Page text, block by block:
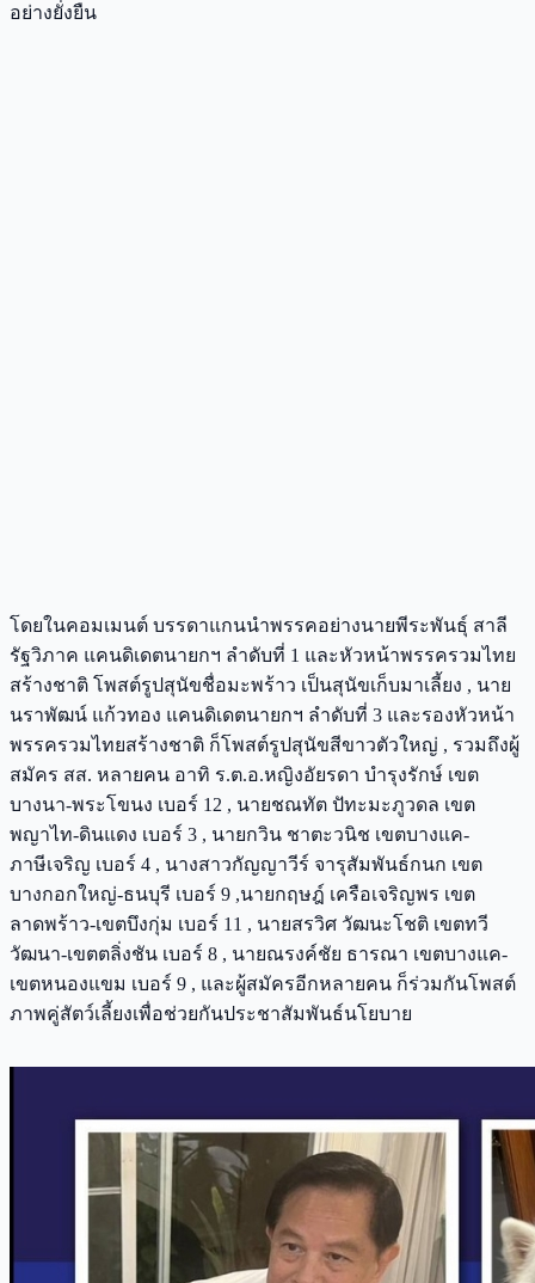
อย่างยั่งยืน
โดยในคอมเมนต์ บรรดาแกนนำพรรคอย่างนายพีระพันธุ์ สาลี
รัฐวิภาค แคนดิเดตนายกฯ ลำดับที่ 1 และหัวหน้าพรรครวมไทย
สร้างชาติ โพสต์รูปสุนัขชื่อมะพร้าว เป็นสุนัขเก็บมาเลี้ยง , นาย
นราพัฒน์ แก้วทอง แคนดิเดตนายกฯ ลำดับที่ 3 และรองหัวหน้า
พรรครวมไทยสร้างชาติ ก็โพสต์รูปสุนัขสีขาวตัวใหญ่ , รวมถึงผู้
สมัคร สส. หลายคน อาทิ ร.ต.อ.หญิงอัยรดา บำรุงรักษ์ เขต
บางนา-พระโขนง เบอร์ 12 , นายชณทัต ปัทะมะภูวดล เขต
พญาไท-ดินแดง เบอร์ 3 , นายกวิน ชาตะวนิช เขตบางแค-
ภาษีเจริญ เบอร์ 4 , นางสาวกัญญาวีร์ จารุสัมพันธ์กนก เขต
บางกอกใหญ่-ธนบุรี เบอร์ 9 ,นายกฤษฎ์ เครือเจริญพร เขต
ลาดพร้าว-เขตบึงกุ่ม เบอร์ 11 , นายสรวิศ วัฒนะโชติ เขตทวี
วัฒนา-เขตตลิ่งชัน เบอร์ 8 , นายณรงค์ชัย ธารณา เขตบางแค-
เขตหนองแขม เบอร์ 9 , และผู้สมัครอีกหลายคน ก็ร่วมกันโพสต์
ภาพคู่สัตว์เลี้ยงเพื่อช่วยกันประชาสัมพันธ์นโยบาย